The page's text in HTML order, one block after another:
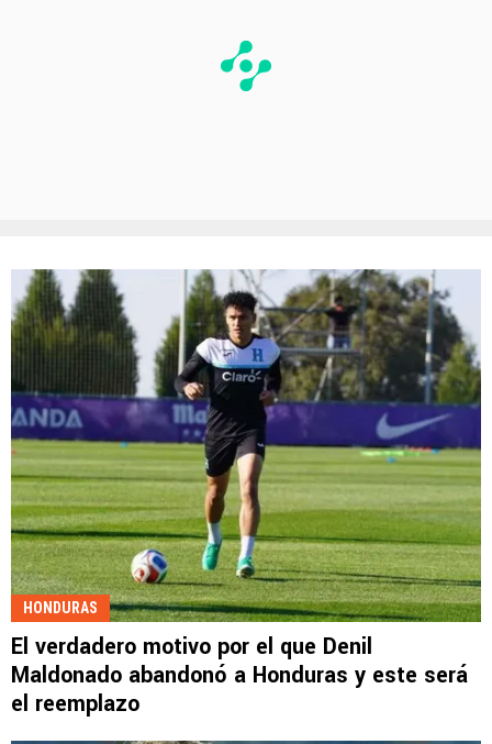
HONDURAS
El verdadero motivo por el que Denil
Maldonado abandonó a Honduras y este será
el reemplazo